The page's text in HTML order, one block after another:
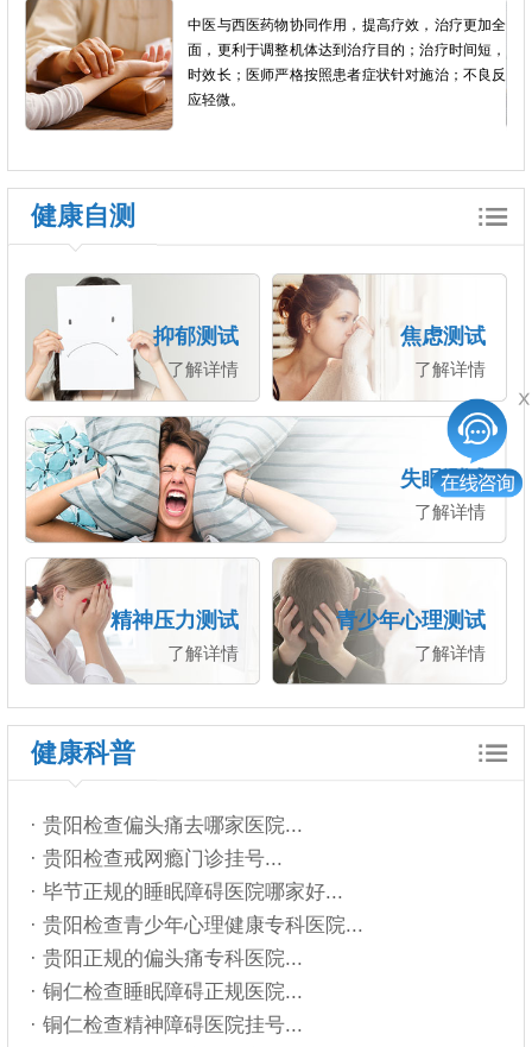
中医与西医药物协同作用，提高疗效，治疗更加全
面，更利于调整机体达到治疗目的；治疗时间短，
时效长；医师严格按照患者症状针对施治；不良反
应轻微。
健康自测
抑郁测试
了解详情
焦虑测试
了解详情
失眠测试
了解详情
精神压力测试
了解详情
青少年心理测试
了解详情
健康科普
· 贵阳检查偏头痛去哪家医院...
· 贵阳检查戒网瘾门诊挂号...
· 毕节正规的睡眠障碍医院哪家好...
· 贵阳检查青少年心理健康专科医院...
· 贵阳正规的偏头痛专科医院...
· 铜仁检查睡眠障碍正规医院...
· 铜仁检查精神障碍医院挂号...